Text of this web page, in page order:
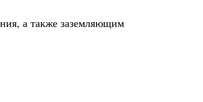
а также заземляющим